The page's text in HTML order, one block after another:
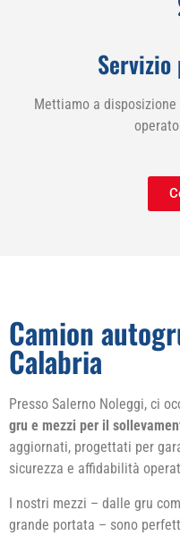
Mettiamo a
Camion
Calabria
Presso Salerno Noleggi, ci
gru e mezzi per il
aggiornati, progettati per
sicurezza e affidabilità
I nostri mezzi – dalle gru
grande portata – sono